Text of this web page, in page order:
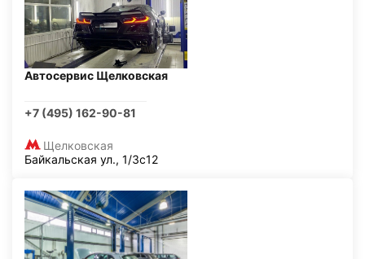
Автосервис Щелковская
+7 (495) 162-90-81
Щелковская
Байкальская ул., 1/3с12